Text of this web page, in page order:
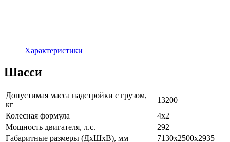
Характеристики
Шасси
Допустимая масса надстройки с грузом,
кг
13200
Колесная формула
4х2
Мощность двигателя, л.с.
292
Габаритные размеры (ДхШхВ), мм
7130х2500х2935